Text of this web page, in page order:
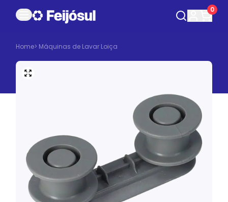
0
Home> Máquinas de Lavar Loiça